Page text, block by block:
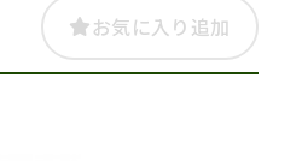
お気に入り追加